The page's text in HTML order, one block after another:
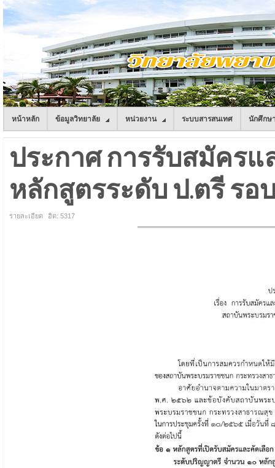
หน้าหลัก ข้อมูลวิทยาลัย หน่วยงาน ระบบสารสนเทศ นักศึกษ
ประกาศ การรับสมัคร
หลักสูตรระดับ ป.ตรี รอบ
รายละเอียด ฮิต: 5317